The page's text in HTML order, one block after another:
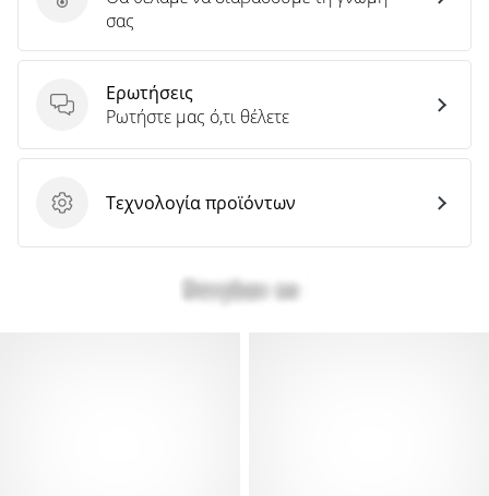
Στείλτε κριτική για το προϊόν
σας
Ερωτήσεις
Ερωτήσεις
Ρωτήστε μας ό,τι θέλετε
Τεχνολογία προϊόντων
Τεχνολογία προϊόντων